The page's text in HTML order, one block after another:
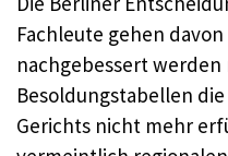
Fachleute gehen
nachgebessert werden
Besoldungstabellen
Gerichts nicht mehr